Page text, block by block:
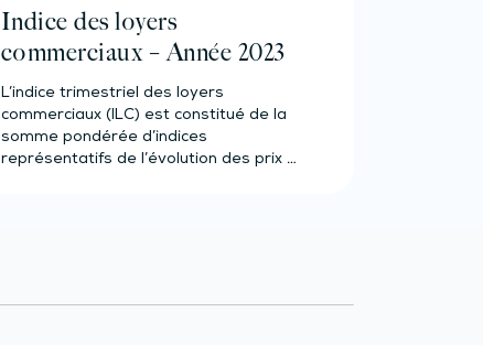
Indice des loyers
commerciaux – Année 2023
L’indice trimestriel des loyers
commerciaux (ILC) est constitué de la
somme pondérée d’indices
représentatifs de l’évolution des prix à